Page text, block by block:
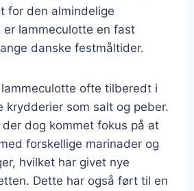
for den almindelige
er lammeculotte en fast
danske festmåltider.
ofte tilberedt i
krydderier som salt og peber.
der dog kommet fokus på at
forskellige marinader og
hvilket har givet nye
Dette har også ført til en